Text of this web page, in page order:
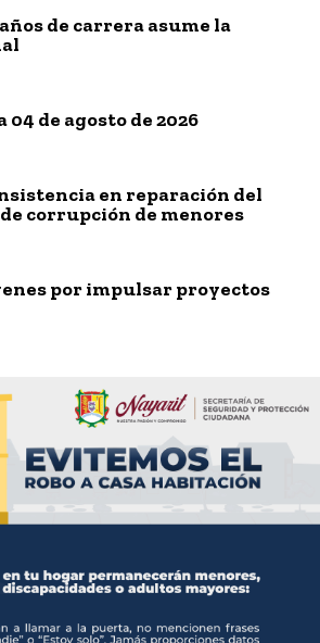
de carrera asume la
de agosto de 2026
en reparación del
corrupción de menores
por impulsar proyectos